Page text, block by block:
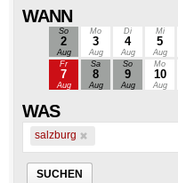
WANN
So
2
Aug
Mo
3
Aug
Di
4
Aug
Mi
5
Aug
Fr
7
Aug
Sa
8
Aug
So
9
Aug
Mo
10
Aug
WAS
salzburg
SUCHEN